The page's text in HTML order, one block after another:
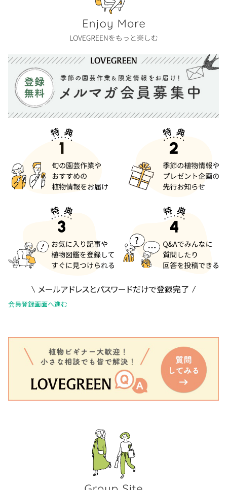
メールアドレスとパスワードだけで登録完了
会員登録画面へ進む